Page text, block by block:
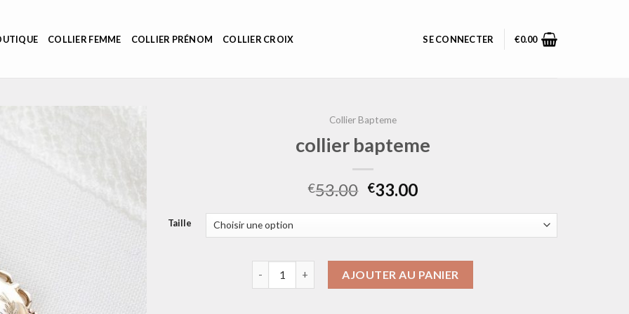
COLLIER FEMME COLLIER PRÉNOM COLLIER CROIX SE CONNECTER €0.00
Collier Bapteme
collier bapteme
€53.00 €33.00
Taille
AJOUTER AU PANIER